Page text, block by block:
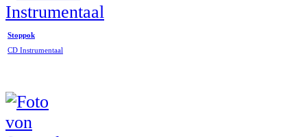
Stoppok
CD Instrumentaal